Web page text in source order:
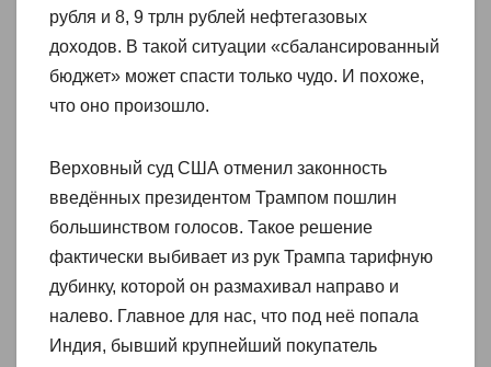
рубля и 8, 9 трлн рублей нефтегазовых
доходов. В такой ситуации «сбалансированный
бюджет» может спасти только чудо. И похоже,
что оно произошло.
Верховный суд США отменил законность
введённых президентом Трампом пошлин
большинством голосов. Такое решение
фактически выбивает из рук Трампа тарифную
дубинку, которой он размахивал направо и
налево. Главное для нас, что под неё попала
Индия, бывший крупнейший покупатель